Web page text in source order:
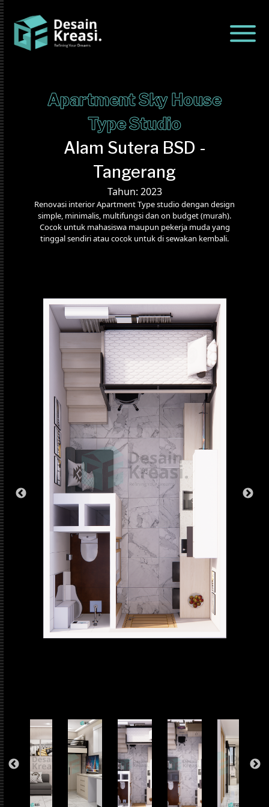
Apartment Sky House
Type Studio
Alam Sutera BSD -
Tangerang
Tahun: 2023
Renovasi interior Apartment Type studio dengan design
simple, minimalis, multifungsi dan on budget (murah).
Cocok untuk mahasiswa maupun pekerja muda yang
tinggal sendiri atau cocok untuk di sewakan kembali.